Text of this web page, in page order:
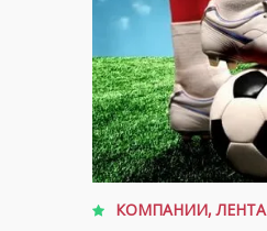
КОМПАНИИ,ЛЕНТА